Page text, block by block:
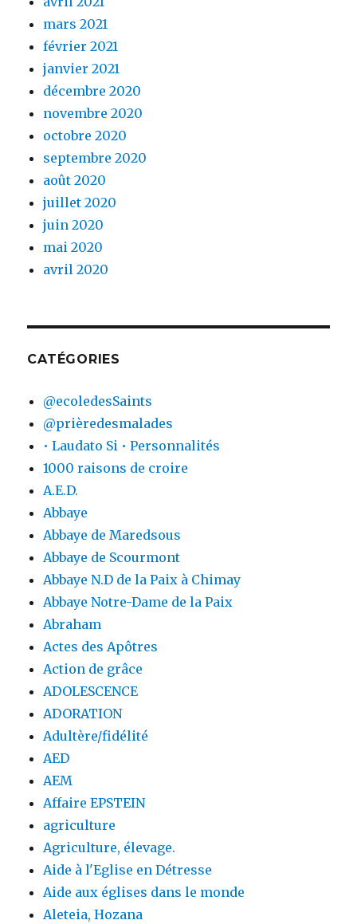
mars 2021
février 2021
janvier 2021
décembre 2020
novembre 2020
octobre 2020
septembre 2020
août 2020
juillet 2020
juin 2020
mai 2020
avril 2020
CATÉGORIES
@ecoledesSaints
@prièredesmalades
• Laudato Si • Personnalités
1000 raisons de croire
A.E.D.
Abbaye
Abbaye de Maredsous
Abbaye de Scourmont
Abbaye N.D de la Paix à Chimay
Abbaye Notre-Dame de la Paix
Abraham
Actes des Apôtres
Action de grâce
ADOLESCENCE
ADORATION
Adultère/fidélité
AED
AEM
Affaire EPSTEIN
agriculture
Agriculture, élevage.
Aide à l'Eglise en Détresse
Aide aux églises dans le monde
Aleteia, Hozana